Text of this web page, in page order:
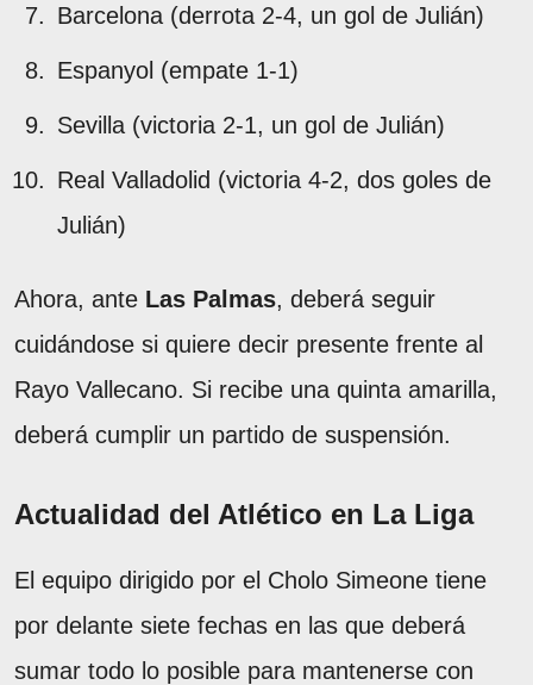
Barcelona (derrota 2-4, un gol de Julián)
Espanyol (empate 1-1)
Sevilla (victoria 2-1, un gol de Julián)
Real Valladolid (victoria 4-2, dos goles de
Julián)
Ahora, ante Las Palmas, deberá seguir
cuidándose si quiere decir presente frente al
Rayo Vallecano. Si recibe una quinta amarilla,
deberá cumplir un partido de suspensión.
Actualidad del Atlético en La Liga
El equipo dirigido por el Cholo Simeone tiene
por delante siete fechas en las que deberá
sumar todo lo posible para mantenerse con